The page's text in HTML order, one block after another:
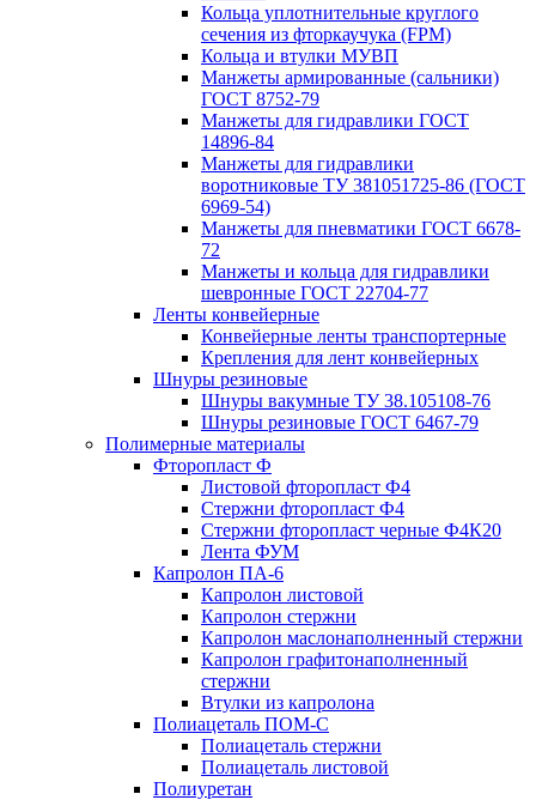
Кольца уплотнительные круглого
сечения из фторкаучука (FPM)
Кольца и втулки МУВП
Манжеты армированные (сальники)
ГОСТ 8752-79
Манжеты для гидравлики ГОСТ
14896-84
Манжеты для гидравлики
воротниковые ТУ 381051725-86 (ГОСТ
6969-54)
Манжеты для пневматики ГОСТ 6678-
72
Манжеты и кольца для гидравлики
шевронные ГОСТ 22704-77
Ленты конвейерные
Конвейерные ленты транспортерные
Крепления для лент конвейерных
Шнуры резиновые
Шнуры вакумные ТУ 38.105108-76
Шнуры резиновые ГОСТ 6467-79
Полимерные материалы
Фторопласт Ф
Листовой фторопласт Ф4
Стержни фторопласт Ф4
Стержни фторопласт черные Ф4К20
Лента ФУМ
Капролон ПА-6
Капролон листовой
Капролон стержни
Капролон маслонаполненный стержни
Капролон графитонаполненный
стержни
Втулки из капролона
Полиацеталь ПОМ-С
Полиацеталь стержни
Полиацеталь листовой
Полиуретан